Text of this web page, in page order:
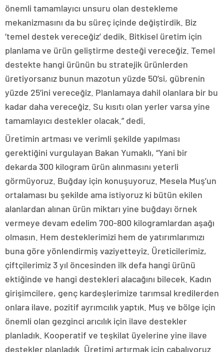
önemli tamamlayıcı unsuru olan destekleme
mekanizmasını da bu süreç içinde değiştirdik. Biz
‘temel destek vereceğiz’ dedik. Bitkisel üretim için
planlama ve ürün geliştirme desteği vereceğiz. Temel
destekte hangi ürünün bu stratejik ürünlerden
üretiyorsanız bunun mazotun yüzde 50’si, gübrenin
yüzde 25’ini vereceğiz. Planlamaya dahil olanlara bir bu
kadar daha vereceğiz. Su kısıtı olan yerler varsa yine
tamamlayıcı destekler olacak.” dedi.
Üretimin artması ve verimli şekilde yapılması
gerektiğini vurgulayan Bakan Yumaklı, “Yani bir
dekarda 300 kilogram ürün alınmasını yeterli
görmüyoruz. Buğday için konuşuyoruz. Mesela Muş’un
ortalaması bu şekilde ama istiyoruz ki bütün ekilen
alanlardan alınan ürün miktarı yine buğdayı örnek
vermeye devam edelim 700-800 kilogramlardan aşağı
olmasın. Hem desteklerimizi hem de yatırımlarımızı
buna göre yönlendirmiş vaziyetteyiz. Üreticilerimiz,
çiftçilerimiz 3 yıl öncesinden ilk defa hangi ürünü
ektiğinde ve hangi destekleri alacağını bilecek. Kadın
girişimcilere, genç kardeşlerimize tarımsal kredilerden
onlara ilave, pozitif ayrımcılık yaptık. Muş ve bölge için
önemli olan gezginci arıcılık için ilave destekler
planladık. Kooperatif ve teşkilat üyelerine yine ilave
destekler planladık. Üretimi artırmak için çabalıyoruz.